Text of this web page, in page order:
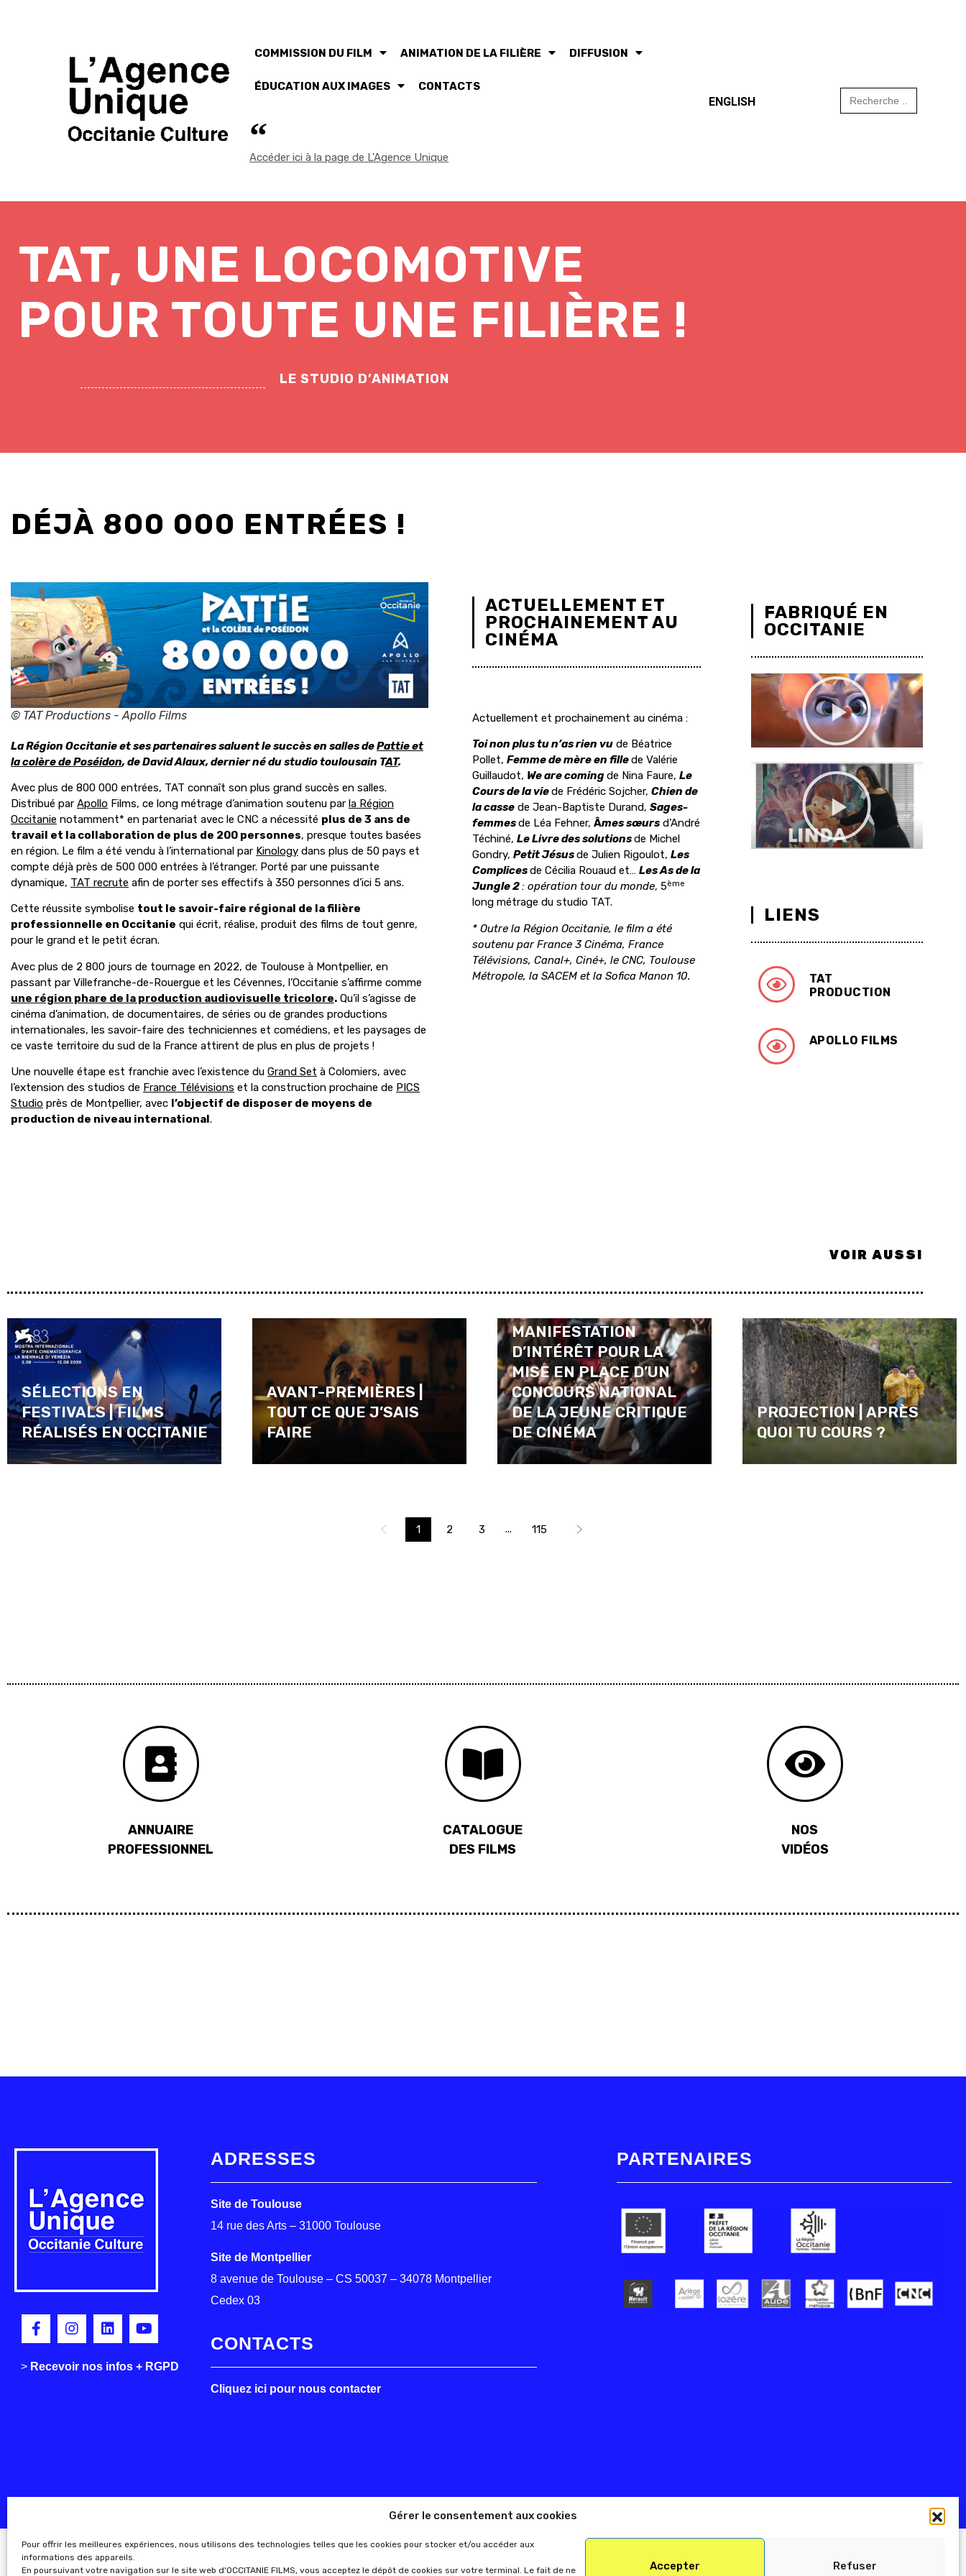
Gérer le consentement aux cookies
Pour offrir les meilleures expériences, nous utilisons des technologies telles que les cookies pour stocker et/ou accéder aux
informations des appareils.
En poursuivant votre navigation sur le site web d'OCCITANIE FILMS, vous acceptez le dépôt de cookies sur votre terminal. Le fait de ne
Accepter Refuser
COMMISSION DU FILM ANIMATION DE LA FILIÈRE DIFFUSION
ÉDUCATION AUX IMAGES CONTACTS
Accéder ici à la page de L'Agence Unique
ENGLISH
Search
for:
TAT, UNE LOCOMOTIVE
POUR TOUTE UNE FILIÈRE !
LE STUDIO D’ANIMATION
DÉJÀ 800 000 ENTRÉES !
© TAT Productions - Apollo Films
La Région Occitanie et ses partenaires saluent le succès en salles dePattie et
la colère de Poséidon, de David Alaux, dernier né du studio toulousain TAT.
Avec plus de 800 000 entrées, TAT connaît son plus grand succès en salles.
Distribué par Apollo Films, ce long métrage d’animation soutenu par la Région
Occitanie notamment* en partenariat avec le CNC a nécessité plus de 3 ans de
travail et la collaboration de plus de 200 personnes, presque toutes basées
en région. Le film a été vendu à l’international par Kinology dans plus de 50 pays et
compte déjà près de 500 000 entrées à l’étranger. Porté par une puissante
dynamique, TAT recrute afin de porter ses effectifs à 350 personnes d’ici 5 ans.
Cette réussite symbolise tout le savoir-faire régional de la filière
professionnelle en Occitanie qui écrit, réalise, produit des films de tout genre,
pour le grand et le petit écran.
Avec plus de 2 800 jours de tournage en 2022, de Toulouse à Montpellier, en
passant par Villefranche-de-Rouergue et les Cévennes, l’Occitanie s’affirme comme
une région phare de la production audiovisuelle tricolore. Qu’il s’agisse de
cinéma d’animation, de documentaires, de séries ou de grandes productions
internationales, les savoir-faire des techniciennes et comédiens, et les paysages de
ce vaste territoire du sud de la France attirent de plus en plus de projets !
Une nouvelle étape est franchie avec l’existence du Grand Set à Colomiers, avec
l’extension des studios de France Télévisions et la construction prochaine de PICS
Studio près de Montpellier, avec l’objectif de disposer de moyens de
production de niveau international.
ACTUELLEMENT ET
PROCHAINEMENT AU
CINÉMA
Actuellement et prochainement au cinéma :
Toi non plus tu n’as rien vude Béatrice
Pollet, Femme de mère en fillede Valérie
Guillaudot, We are comingde Nina Faure, Le
Cours de la viede Frédéric Sojcher, Chien de
la cassede Jean-Baptiste Durand, Sages-
femmesde Léa Fehner, Âmes sœursd’André
Téchiné, Le Livre des solutionsde Michel
Gondry, Petit Jésusde Julien Rigoulot, Les
Complicesde Cécilia Rouaud et… Les As de la
Jungle 2: opération tour du monde, 5ème
long métrage du studio TAT.
* Outre la Région Occitanie, le film a été
soutenu par France 3 Cinéma, France
Télévisions, Canal+, Ciné+, le CNC, Toulouse
Métropole, la SACEM et la Sofica Manon 10.
FABRIQUÉ EN
OCCITANIE
LIENS
TAT
PRODUCTION
APOLLO FILMS
VOIR AUSSI
SÉLECTIONS EN
FESTIVALS | FILMS
RÉALISÉS EN OCCITANIE
AVANT-PREMIÈRES |
TOUT CE QUE J’SAIS
FAIRE
MANIFESTATION
D’INTÉRÊT POUR LA
MISE EN PLACE D’UN
CONCOURS NATIONAL
DE LA JEUNE CRITIQUE
DE CINÉMA
PROJECTION | APRÈS
QUOI TU COURS ?
1 2 3 ... 115
ANNUAIRE
PROFESSIONNEL
CATALOGUE
DES FILMS
NOS
VIDÉOS
> Recevoir nos infos + RGPD
ADRESSES
Site de Toulouse
14 rue des Arts – 31000 Toulouse
Site de Montpellier
8 avenue de Toulouse – CS 50037 – 34078 Montpellier
Cedex 03
CONTACTS
Cliquez ici pour nous contacter
PARTENAIRES